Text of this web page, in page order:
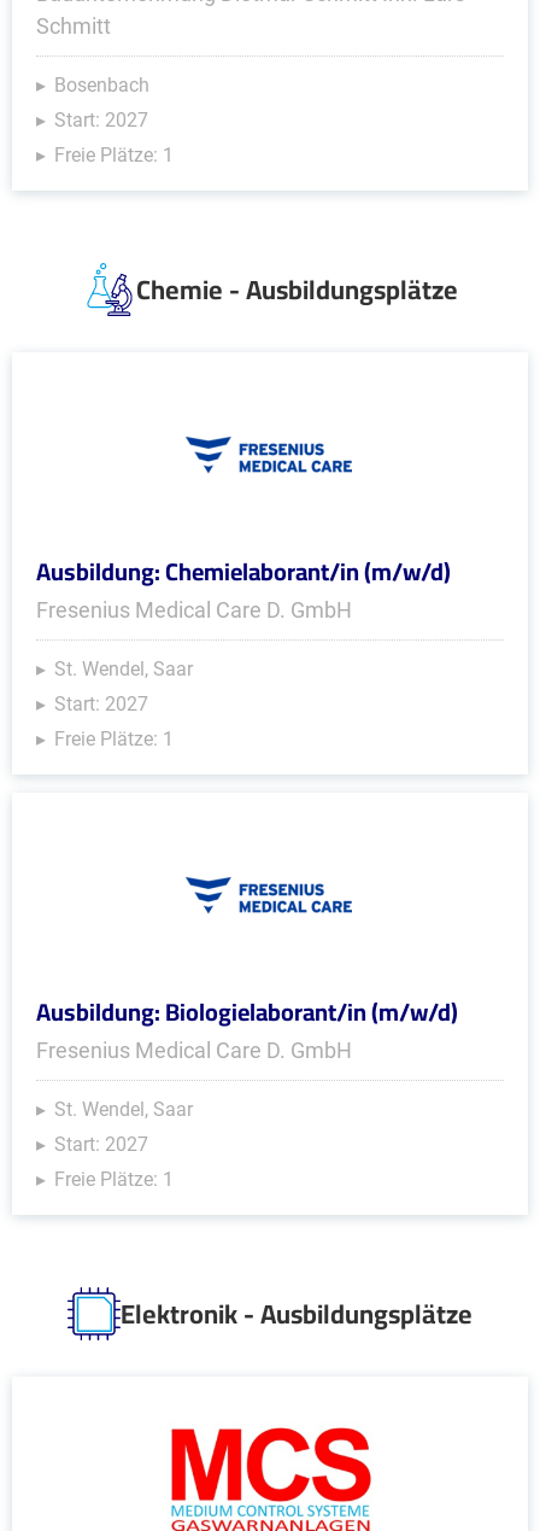
Schmitt
Bosenbach
Start: 2027
Freie Plätze: 1
Chemie - Ausbildungsplätze
Ausbildung: Chemielaborant/in (m/w/d)
Fresenius Medical Care D. GmbH
St. Wendel, Saar
Start: 2027
Freie Plätze: 1
Ausbildung: Biologielaborant/in (m/w/d)
Fresenius Medical Care D. GmbH
St. Wendel, Saar
Start: 2027
Freie Plätze: 1
Elektronik - Ausbildungsplätze